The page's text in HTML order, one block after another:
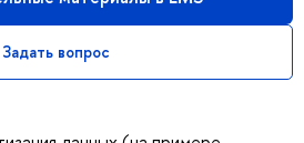
Задать вопрос